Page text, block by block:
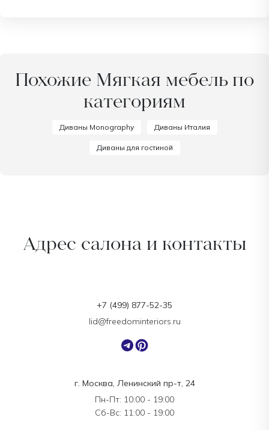
возглавили креативное направление
Calligaris, укрепив его
международный имидж, в том числе
через дизайн выставок на Salone del
Mobile.
Похожие Мягкая мебель по
категориям
Диваны Monography Диваны Италия
Диваны для гостиной
Адрес салона и контакты
г. Москва, Ленинский пр-т, 24
Пн-Пт: 10:00 - 19:00
Сб-Вс: 11:00 - 19:00
+7 (499) 877-52-35
lid@freedominteriors.ru